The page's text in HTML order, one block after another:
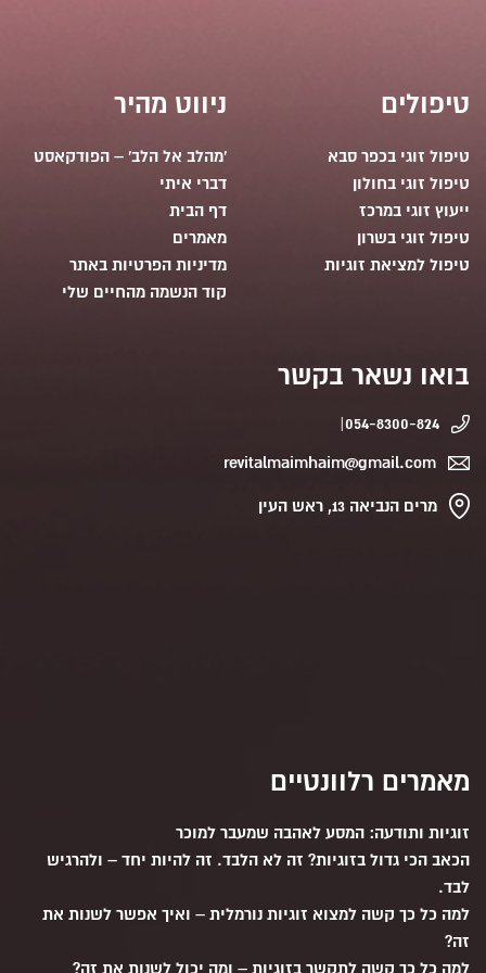
טיפולים
טיפול זוגי בכפר סבא
טיפול זוגי בחולון
ייעוץ זוגי במרכז
טיפול זוגי בשרון
טיפול למציאת זוגיות
ניווט מהיר
'מהלב אל הלב' – הפודקאסט
דברי איתי
דף הבית
מאמרים
מדיניות הפרטיות באתר
קוד הנשמה מהחיים שלי
מאמרים רלוונטיים
זוגיות ותודעה: המסע לאהבה שמעבר למוכר
הכאב הכי גדול בזוגיות? זה לא הלבד. זה להיות יחד – ולהרגיש
לבד.
למה כל כך קשה למצוא זוגיות נורמלית – ואיך אפשר לשנות את
זה?
בואו נשאר בקשר
054-8300-824|
revitalmaimhaim@gmail.com
מרים הנביאה 13, ראש העין